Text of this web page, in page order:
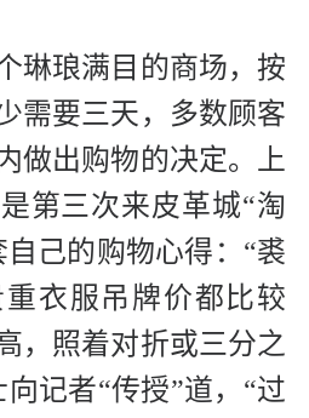
琳琅满目的商场，按
需要三天，多数顾客
做出购物的决定。上
第三次来皮革城“淘
己的购物心得：“裘
衣服吊牌价都比较
，照着对折或三分之
记者“传授”道，“过